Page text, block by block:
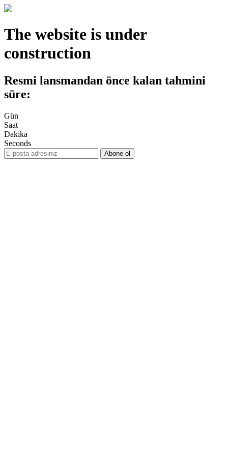
The website is under
construction
Resmi lansmandan önce kalan tahmini
süre:
Gün
Saat
Dakika
Seconds